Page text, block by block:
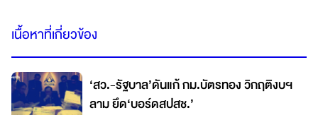
เนื้อหาที่เกี่ยวข้อง
‘สว.-รัฐบาล’ดันแก้ กม.บัตรทอง วิกฤติงบฯ
ลาม ยึด‘บอร์ดสปสช.’